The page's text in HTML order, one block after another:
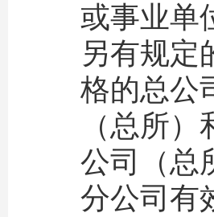
或事业单
另有规定
格的总公
（总所
公司（总
分公司有